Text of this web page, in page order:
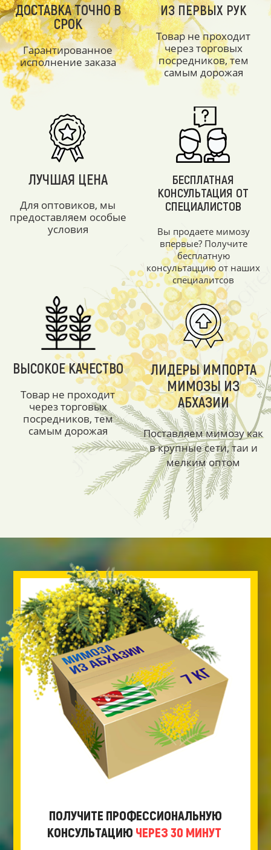
ДОСТАВКА ТОЧНО В
СРОК
Гарантированное
исполнение заказа
ИЗ ПЕРВЫХ РУК
Товар не проходит
через торговых
посредников, тем
самым дорожая
ЛУЧШАЯ ЦЕНА
Для оптовиков, мы
предоставляем особые
условия
БЕСПЛАТНАЯ
КОНСУЛЬТАЦИЯ ОТ
СПЕЦИАЛИСТОВ
Вы продаете мимозу
впервые? Получите
бесплатную
консультаццию от наших
специалитсов
ВЫСОКОЕ КАЧЕСТВО
Товар не проходит
через торговых
посредников, тем
самым дорожая
ЛИДЕРЫ ИМПОРТА
МИМОЗЫ ИЗ
АБХАЗИИ
Поставляем мимозу как
в крупные сети, таи и
мелким оптом
ПОЛУЧИТЕ ПРОФЕССИОНАЛЬНУЮ
КОНСУЛЬТАЦИЮ ЧЕРЕЗ 30 МИНУТ